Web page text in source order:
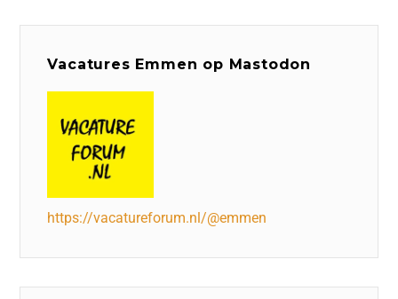
Vacatures Emmen op Mastodon
https://vacatureforum.nl/@emmen